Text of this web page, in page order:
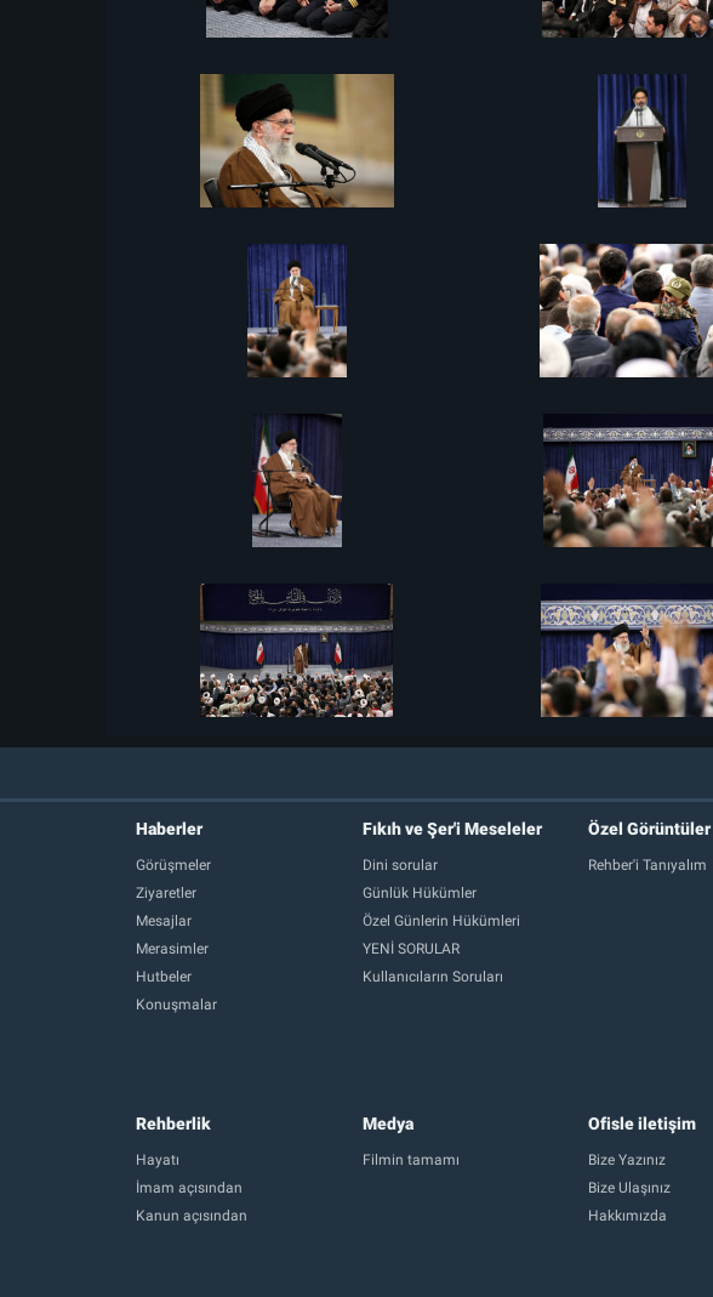
Haberler
Görüşmeler
Ziyaretler
Mesajlar
Merasimler
Hutbeler
Konuşmalar
Fıkıh ve Şer'i Meseleler
Dini sorular
Günlük Hükümler
Özel Günlerin Hükümleri
YENİ SORULAR
Kullanıcıların Soruları
Özel Görüntüler
Rehber'i Tanıyalım
Rehberlik
Hayatı
İmam açısından
Kanun açısından
Medya
Filmin tamamı
Ofisle iletişim
Bize Yazınız
Bize Ulaşınız
Hakkımızda